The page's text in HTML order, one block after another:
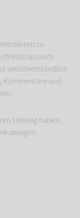
bieten zu
als auch
selbstverständlich
Kommentare und
Liebling haben,
anlegen.